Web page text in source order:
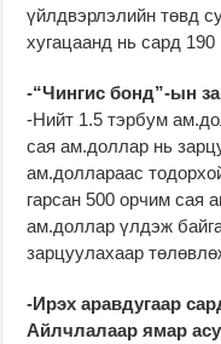
үйлдвэрлэлийн төвд
хугацаанд нь сард 190
-“Чингис бонд”-ын
-Нийт 1.5 тэрбум
сая ам.доллар нь
ам.доллараас
гарсан 500 орчим сая
ам.доллар үлдэж
зарцуулахаар
-Ирэх аравдугаар
Айлчлалаар ямар